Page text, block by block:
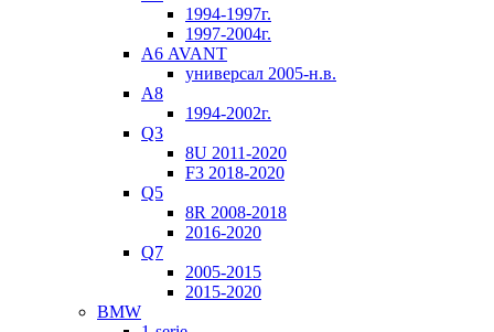
1994-1997г.
1997-2004г.
А6 AVANT
универсал 2005-н.в.
А8
1994-2002г.
Q3
8U 2011-2020
F3 2018-2020
Q5
8R 2008-2018
2016-2020
Q7
2005-2015
2015-2020
BMW